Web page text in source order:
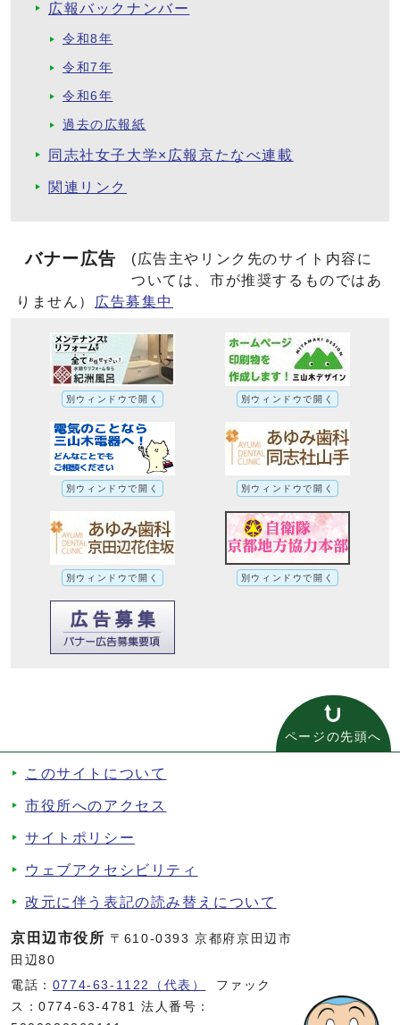
広報バックナンバー
令和8年
令和7年
令和6年
過去の広報紙
同志社女子大学×広報京たなべ連載
関連リンク
バナー広告
(広告主やリンク先のサイト内容に
ついては、市が推奨するものではあ
りません）
広告募集中
別ウィンドウで開く 別ウィンドウで開く
別ウィンドウで開く 別ウィンドウで開く
別ウィンドウで開く 別ウィンドウで開く
ページの先頭へ
このサイトについて
市役所へのアクセス
サイトポリシー
ウェブアクセシビリティ
改元に伴う表記の読み替えについて
京田辺市役所 〒610-0393 京都府京田辺市
田辺80
電話： 0774-63-1122（代表）
ファック
ス：0774-63-4781 法人番号：